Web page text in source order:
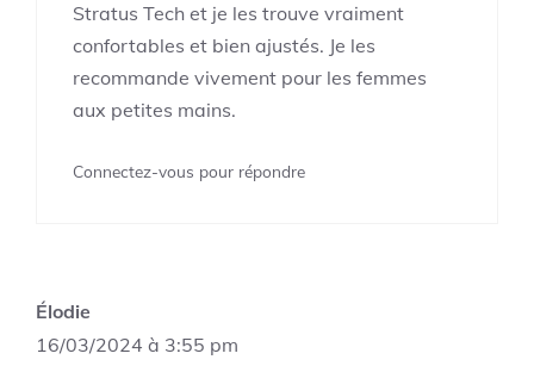
Stratus Tech et je les trouve vraiment
confortables et bien ajustés. Je les
recommande vivement pour les femmes
aux petites mains.
Connectez-vous pour répondre
Élodie
16/03/2024 à 3:55 pm